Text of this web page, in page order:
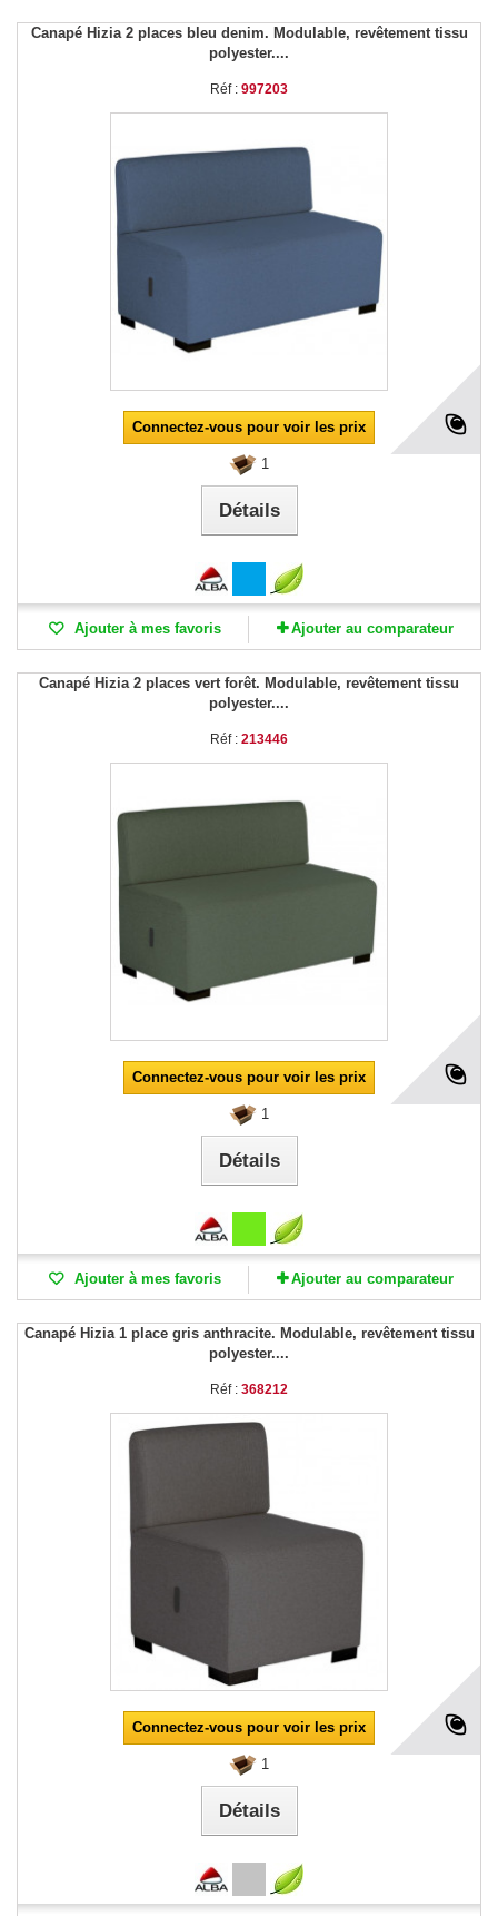
Canapé Hizia 2 places bleu denim. Modulable, revêtement tissu
polyester....
Réf : 997203
Connectez-vous pour voir les prix
1
Détails
Ajouter à mes favoris Ajouter au comparateur
Canapé Hizia 2 places vert forêt. Modulable, revêtement tissu
polyester....
Réf : 213446
Connectez-vous pour voir les prix
1
Détails
Ajouter à mes favoris Ajouter au comparateur
Canapé Hizia 1 place gris anthracite. Modulable, revêtement tissu
polyester....
Réf : 368212
Connectez-vous pour voir les prix
1
Détails